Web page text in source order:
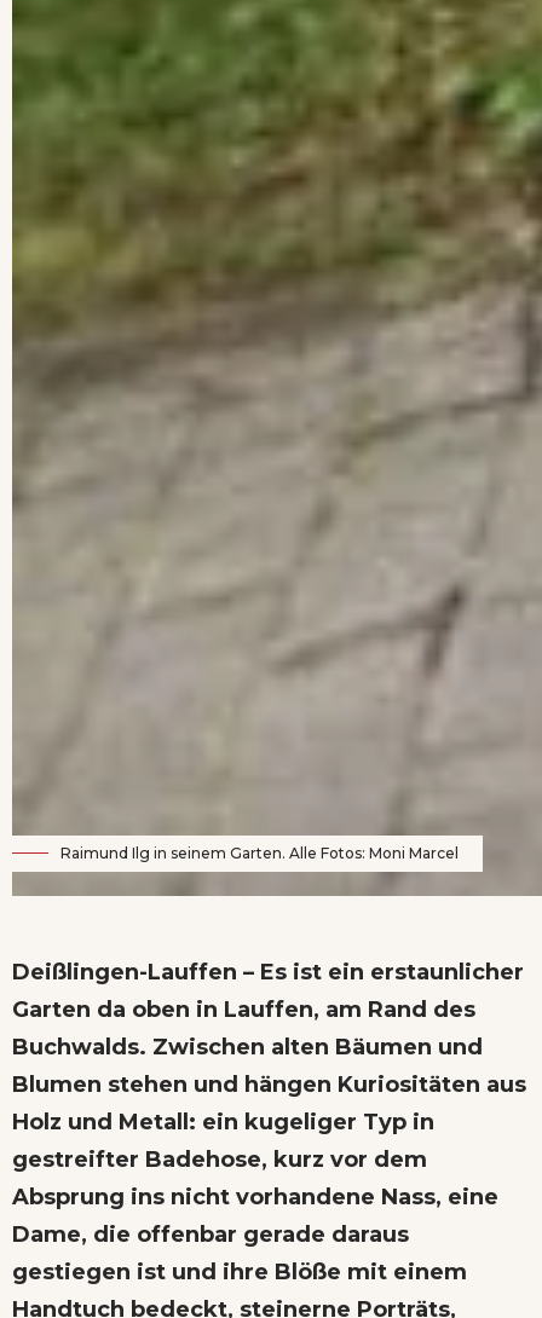
Raimund Ilg in seinem Garten. Alle Fotos: Moni Marcel
Deißlingen-Lauffen – Es ist ein erstaunlicher
Garten da oben in Lauffen, am Rand des
Buchwalds. Zwischen alten Bäumen und
Blumen stehen und hängen Kuriositäten aus
Holz und Metall: ein kugeliger Typ in
gestreifter Badehose, kurz vor dem
Absprung ins nicht vorhandene Nass, eine
Dame, die offenbar gerade daraus
gestiegen ist und ihre Blöße mit einem
Handtuch bedeckt, steinerne Porträts,